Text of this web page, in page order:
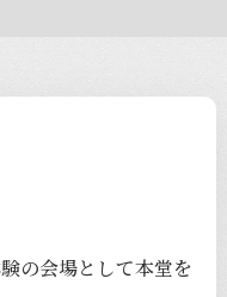
の会場として本堂を